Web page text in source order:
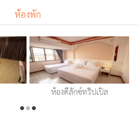
ห้องพัก
ห้องดีลักซ์ทริปเปิล